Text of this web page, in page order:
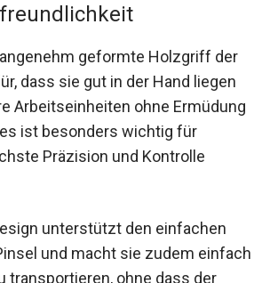
geformte Holzgriff der
dass sie gut in der Hand liegen
Arbeitseinheiten ohne Ermüdung
ist besonders wichtig für
Präzision und Kontrolle
unterstützt den einfachen
und macht sie zudem einfach
transportieren, ohne dass der